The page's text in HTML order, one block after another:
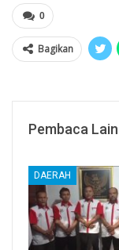
0
Bagikan
Pembaca
DAERAH